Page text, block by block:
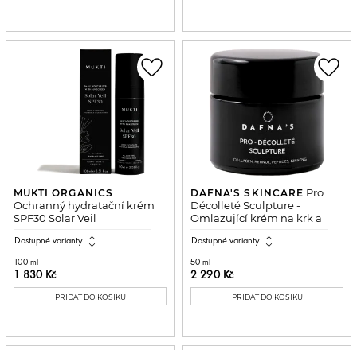
MUKTI ORGANICS
Ochranný hydratační krém
SPF30 Solar Veil
Dostupné varianty expand_all
100 ml
1 830 Kč
PŘIDAT DO KOŠÍKU
favorite_border
DAFNA'S SKINCARE Pro
Décolleté Sculpture -
Omlazující krém na krk a
Dostupné varianty expand_all
50 ml
2 290 Kč
PŘIDAT DO KOŠÍKU
favorite_border